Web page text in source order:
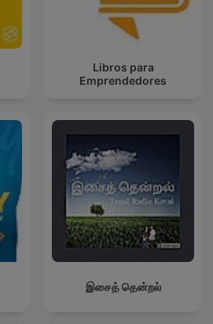
Libros para
Emprendedores
இசைத் தென்றல்